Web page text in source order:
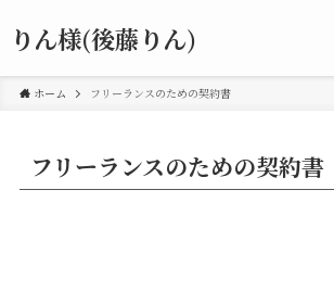
りん様(後藤りん)
ホーム フリーランスのための契約書
フリーランスのための契約書